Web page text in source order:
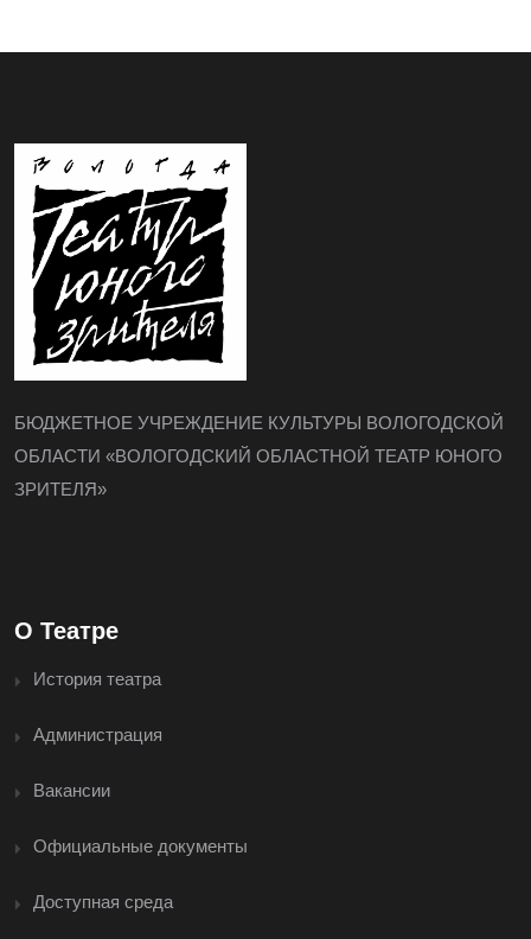
БЮДЖЕТНОЕ УЧРЕЖДЕНИЕ КУЛЬТУРЫ ВОЛОГОДСКОЙ
ОБЛАСТИ «ВОЛОГОДСКИЙ ОБЛАСТНОЙ ТЕАТР ЮНОГО
ЗРИТЕЛЯ»
О Театре
История театра
Администрация
Вакансии
Официальные документы
Доступная среда